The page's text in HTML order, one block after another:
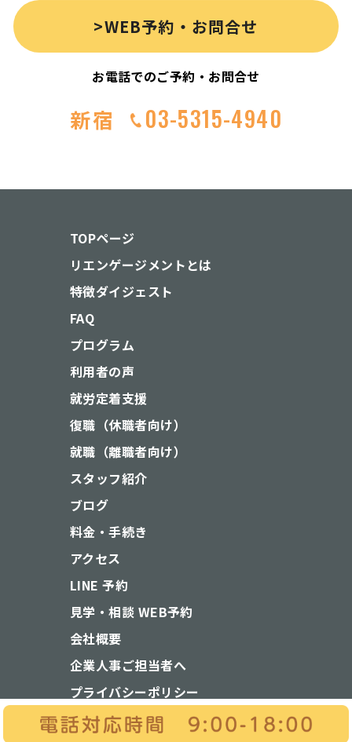
>WEB予約・お問合せ
お電話でのご予約・お問合せ
新宿 03-5315-4940
TOPページ
リエンゲージメントとは
特徴ダイジェスト
FAQ
プログラム
利用者の声
就労定着支援
復職（休職者向け）
就職（離職者向け）
スタッフ紹介
ブログ
料金・手続き
アクセス
LINE 予約
見学・相談 WEB予約
会社概要
企業人事ご担当者へ
プライバシーポリシー